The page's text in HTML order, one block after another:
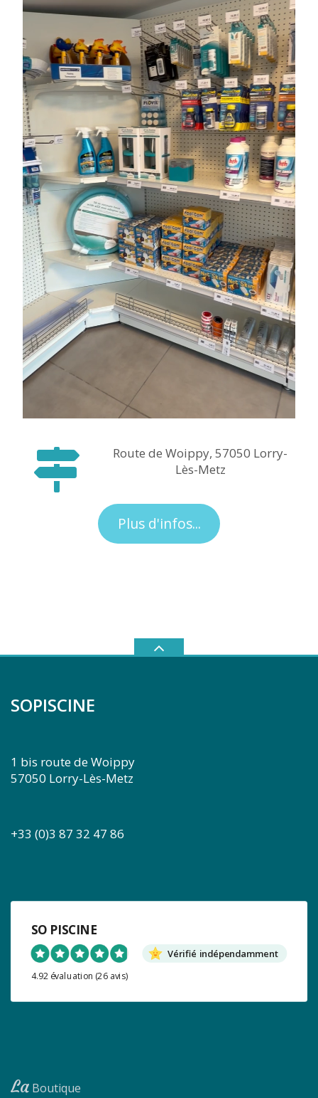
Route de Woippy, 57050 Lorry-
Lès-Metz
Plus d'infos...
SOPISCINE
1 bis route de Woippy
57050 Lorry-Lès-Metz
+33 (0)3 87 32 47 86
SO PISCINE
Vérifié indépendamment
4.92 évaluation (26 avis)
La Boutique